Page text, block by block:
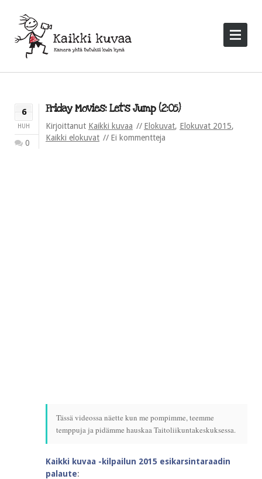
6
HUH
0
Friday Movies: Let’s Jump (2:05)
Kirjoittanut Kaikki kuvaa Elokuvat, Elokuvat 2015,
Kaikki elokuvat
Ei kommentteja
Tässä videossa näette kun me pompimme, teemme
temppuja ja pidämme hauskaa Taitoliikuntakeskuksessa.
Kaikki kuvaa -kilpailun 2015 esikarsintaraadin
palaute: